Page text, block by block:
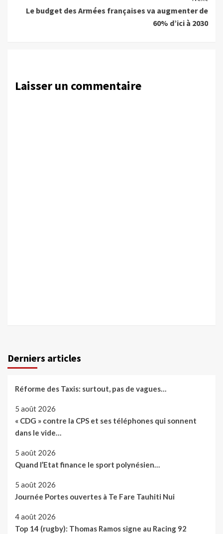
Le budget des Armées françaises va augmenter de
60% d’ici à 2030
Laisser un commentaire
Derniers articles
Réforme des Taxis: surtout, pas de vagues…
5 août 2026
« CDG » contre la CPS et ses téléphones qui sonnent
dans le vide…
5 août 2026
Quand l’Etat finance le sport polynésien…
5 août 2026
Journée Portes ouvertes à Te Fare Tauhiti Nui
4 août 2026
Top 14 (rugby): Thomas Ramos signe au Racing 92